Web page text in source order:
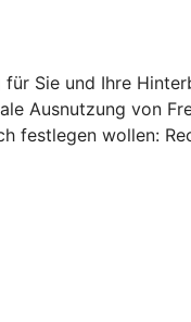
Sie und Ihre
Ausnutzung von
festlegen wollen: